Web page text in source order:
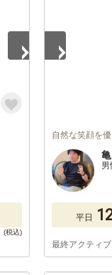
自然な笑顔を
男
平日
最終アクティ